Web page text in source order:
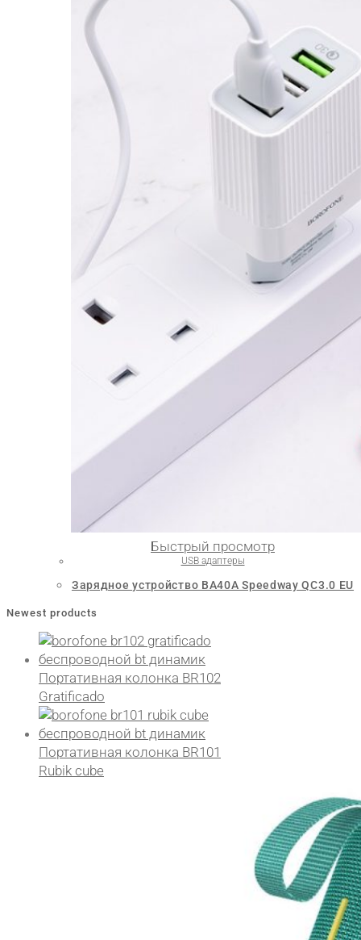
Быстрый просмотр
USB адаптеры
Зарядное устройство BA40A Speedway QC3.0 EU
Newest products
Портативная колонка BR102
Gratificado
Портативная колонка BR101
Rubik cube